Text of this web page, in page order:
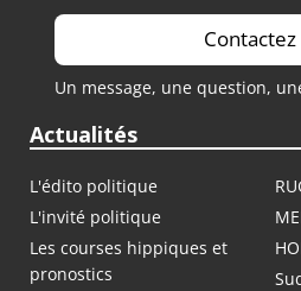
Un message, une question,
Actualités
L'édito politique
L'invité politique
Les courses hippiques et
pronostics